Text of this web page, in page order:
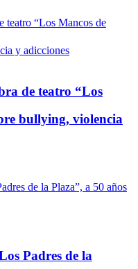
de teatro “Los
bullying, violencia
Padres de la